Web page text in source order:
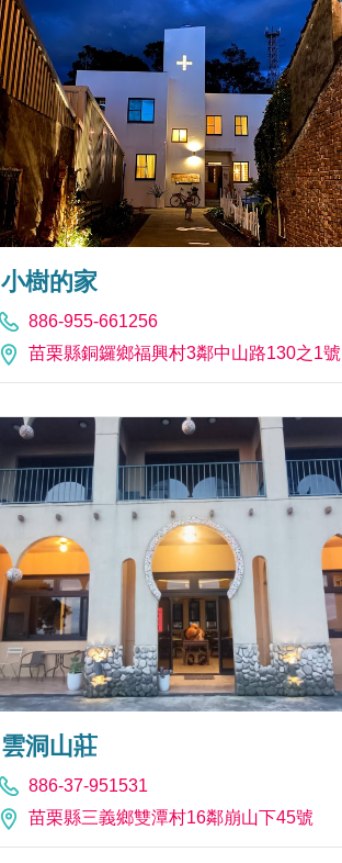
小樹的家
886-955-661256
苗栗縣銅鑼鄉福興村3鄰中山路130之1號
雲洞山莊
886-37-951531
苗栗縣三義鄉雙潭村16鄰崩山下45號